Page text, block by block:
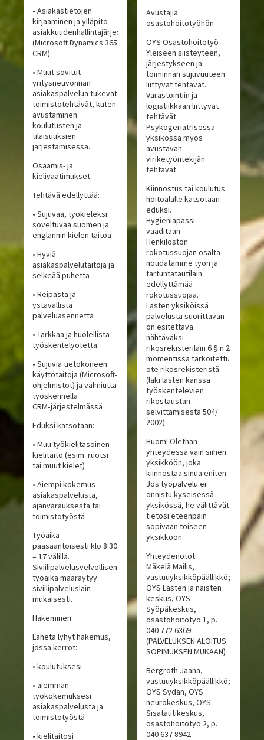
• Asiakastietojen
kirjaaminen ja ylläpito
asiakkuudenhallintajärjestelmässä
(Microsoft Dynamics 365
CRM)
• Muut sovitut
yritysneuvonnan
asiakaspalvelua tukevat
toimistotehtävät, kuten
avustaminen
koulutusten ja
tilaisuuksien
järjestämisessä.
Osaamis- ja
kielivaatimukset
Tehtävä edellyttää:
• Sujuvaa, työkieleksi
soveltuvaa suomen ja
englannin kielen taitoa
• Hyviä
asiakaspalvelutaitoja ja
selkeää puhetta
• Reipasta ja
ystävällistä
palveluasennetta
• Tarkkaa ja huolellista
työskentelyotetta
• Sujuvia tietokoneen
käyttötaitoja (Microsoft-
ohjelmistot) ja valmiutta
työskennellä
CRM‑järjestelmässä
Eduksi katsotaan:
• Muu työkielitasoinen
kielitaito (esim. ruotsi
tai muut kielet)
• Aiempi kokemus
asiakaspalvelusta,
ajanvarauksesta tai
toimistotyöstä
Työaika
pääsääntöisesti klo 8:30
– 17 välillä.
Siviilipalvelusvelvollisen
työaika määräytyy
siviilipalveluslain
mukaisesti.
Hakeminen
Lähetä lyhyt hakemus,
jossa kerrot:
• koulutuksesi
• aiemman
työkokemuksesi
asiakaspalvelusta ja
toimistotyöstä
• kielitaitosi
Avustajia
osastohoitotyöhön
OYS Osastohoitotyö
Yleiseen siisteyteen,
järjestykseen ja
toiminnan sujuvuuteen
liittyvät tehtävät.
Varastointiin ja
logistiikkaan liittyvät
tehtävät.
Psykogeriatrisessa
yksikössä myös
avustavan
viriketyöntekijän
tehtävät.
Kiinnostus tai koulutus
hoitoalalle katsotaan
eduksi.
Hygieniapassi
vaaditaan.
Henkilöstön
rokotussuojan osalta
noudatamme työn ja
tartuntatautilain
edellyttämää
rokotussuojaa.
Lasten yksiköissä
palvelusta suorittavan
on esitettävä
nähtäväksi
rikosrekisterilain 6 §:n 2
momentissa tarkoitettu
ote rikosrekisteristä
(laki lasten kanssa
työskentelevien
rikostaustan
selvittämisestä 504/
2002).
Huom! Olethan
yhteydessä vain siihen
yksikköön, joka
kiinnostaa sinua eniten.
Jos työpalvelu ei
onnistu kyseisessä
yksikössä, he välittävät
tietosi eteenpäin
sopivaan toiseen
yksikköön.
Yhteydenotot:
Mäkelä Mailis,
vastuuyksikköpäällikkö;
OYS Lasten ja naisten
keskus, OYS
Syöpäkeskus,
osastohoitotyö 1, p.
040 772 6369
(PALVELUKSEN ALOITUS
SOPIMUKSEN MUKAAN)
Bergroth Jaana,
vastuuyksikköpäällikkö;
OYS Sydän, OYS
neurokeskus, OYS
Sisätautikeskus,
osastohoitotyö 2, p.
040 637 8942